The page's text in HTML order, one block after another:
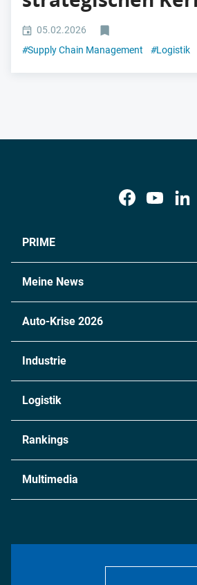
05.02.2026
#Supply Chain Management #Logistik
PRIME
Meine News
Auto-Krise 2026
Industrie
Chemie
Metall
Energie
Logistik
Rankings
Multimedia